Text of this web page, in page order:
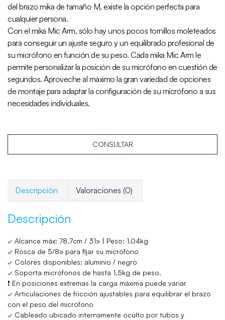
del brazo mika de tamaño M, existe la opción perfecta para
cualquier persona.
Con el mika Mic Arm, sólo hay unos pocos tornillos moleteados
para conseguir un ajuste seguro y un equilibrado profesional de
su micrófono en función de su peso. Cada mika Mic Arm le
permite personalizar la posición de su micrófono en cuestión de
segundos. Aproveche al máximo la gran variedad de opciones
de montaje para adaptar la configuración de su micrófono a sus
necesidades individuales.
CONSULTAR
Descripción Valoraciones (0)
Descripción
✓ Alcance máx: 78.7cm / 31» | Peso: 1.04kg
✓ Rosca de 5/8» para fijar su micrófono
✓ Colores disponibles: aluminio / negro
✓ Soporta micrófonos de hasta 1,5kg de peso.
❗ En posiciones extremas la carga máxima puede variar
✓ Articulaciones de fricción ajustables para equilibrar el brazo
con el peso del micrófono
✓ Cableado ubicado internamente oculto por tubos y